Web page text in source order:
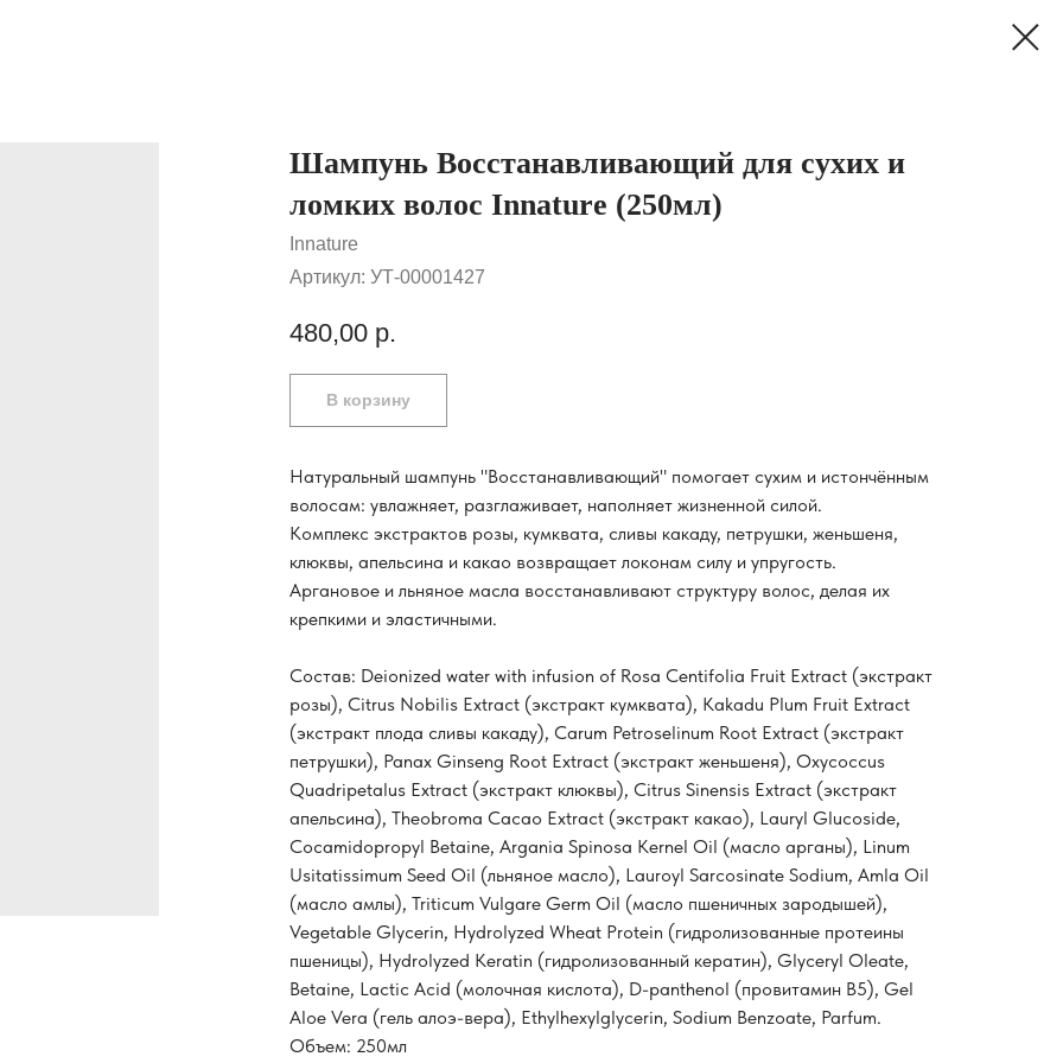
Шампунь Восстанавливающий для сухих и
ломких волос Innature (250мл)
Innature
Артикул: УТ-00001427
480,00 р.
В корзину
Натуральный шампунь "Восстанавливающий" помогает сухим и истончённым
волосам: увлажняет, разглаживает, наполняет жизненной силой.
Комплекс экстрактов розы, кумквата, сливы какаду, петрушки, женьшеня,
клюквы, апельсина и какао возвращает локонам силу и упругость.
Аргановое и льняное масла восстанавливают структуру волос, делая их
крепкими и эластичными.
Состав: Deionized water with infusion of Rosa Сentifolia Fruit Extract (экстракт
розы), Citrus Nobilis Eхtract (экстракт кумквата), Kakadu Plum Fruit Extract
(экстракт плода сливы какаду), Carum Petroselinum Root Eхtract (экстракт
петрушки), Panax Ginseng Root Extract (экстракт женьшеня), Oxycoccus
Quadripetalus Extract (экстракт клюквы), Citrus Sinensis Extract (экстракт
апельсина), Theobroma Cacao Eхtract (экстракт какао), Lauryl Glucoside,
Cocamidopropyl Betaine, Argania Spinosa Kernel Oil (масло арганы), Linum
Usitatissimum Seed Oil (льняное масло), Lauroyl Sarcosinate Sodium, Amla Oil
(масло амлы), Triticum Vulgare Germ Oil (масло пшеничных зародышей),
Vegetable Glycerin, Hydrolyzed Wheat Protein (гидролизованные протеины
пшеницы), Hydrolyzed Keratin (гидролизованный кератин), Glyceryl Oleate,
Betaine, Lactic Acid (молочная кислота), D-panthenol (провитамин В5), Gel
Aloe Vera (гель алоэ-вера), Ethylhexylglycerin, Sodium Benzoate, Parfum.
Объем: 250мл